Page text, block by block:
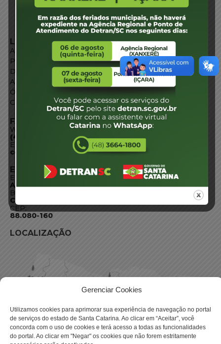
Gerenciar Cookies
Utilizamos cookies para aprimorar sua experiência de navegação no portal
de serviços do estado de Santa Catarina. Ao clicar em “Aceitar”, você
concorda com o uso de cookies e terá acesso a todas as funcionalidades
do portal. Ao clicar em "Negar" os cookies que não forem estritamente
LINKS EXTERNOS
Agência de Notícias
Portal de Serviços
Diário Oficial
Acesso à Informação
Órgãos do Governo
Conheça SC
FALE CONOSCO
WhatsApp:
(48) 3664-1800
E-mail:
centraldeinformacoes@detran.sc.gov.br
ENDEREÇO
Endereço:
Av. Almirante Tamandaré - 480
Bairro:
Coqueiros, Florianópolis SC
CEP:
88.080-160
LOCALIZAÇÃO